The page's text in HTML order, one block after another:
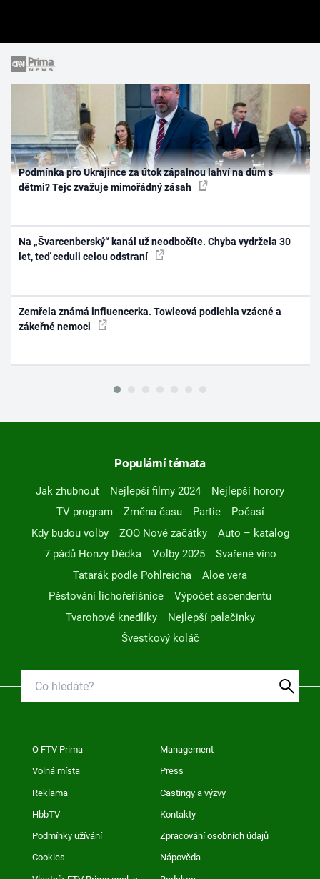
Podmínka pro Ukrajince za útok zápalnou lahví na dům s
dětmi? Tejc zvažuje mimořádný zásah
Na „Švarcenberský“ kanál už neodbočíte. Chyba vydržela 30
let, teď ceduli celou odstraní
Zemřela známá influencerka. Towleová podlehla vzácné a
zákeřné nemoci
Populární témata
Jak zhubnout Nejlepší filmy 2024
Nejlepší horory
TV program
Změna času Partie
Počasí
Kdy budou volby
ZOO Nové začátky
Auto – katalog
7 pádů Honzy Dědka
Volby 2025
Svařené víno
Tatarák podle Pohlreicha
Aloe vera
Pěstování lichořeřišnice
Výpočet ascendentu
Tvarohové knedlíky
Nejlepší palačinky
Švestkový koláč
O FTV Prima Management
Volná místa Press
Reklama Castingy a výzvy
HbbTV Kontakty
Podmínky užívání Zpracování osobních údajů
Cookies Nápověda